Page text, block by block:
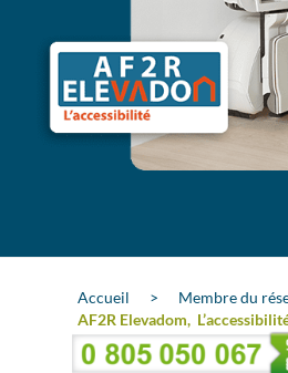
Accueil > Membre du
AF2R Elevadom,